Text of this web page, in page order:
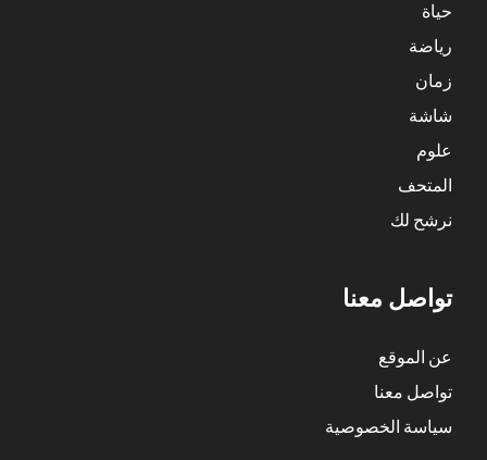
حياة
رياضة
زمان
شاشة
علوم
المتحف
نرشح لك
تواصل معنا
عن الموقع
تواصل معنا
سياسة الخصوصية